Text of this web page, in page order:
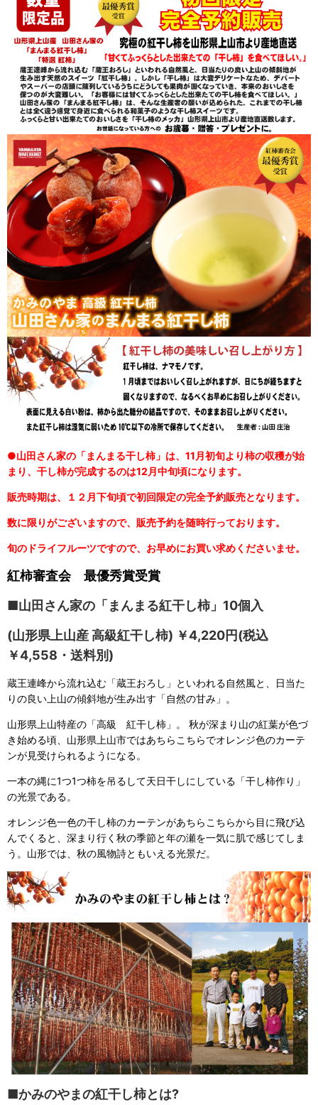
●山田さん家の「まんまる干し柿」は、11月初旬より柿の収穫が始
まり、干し柿が完成するのは12月中旬頃になります。
販売時期は、１２月下旬頃で初回限定の完全予約販売となります。
数に限りがございますので、販売予約を随時行っております。
旬のドライフルーツですので、お早めにお買い求めくださいませ。
紅柿審査会 最優秀賞受賞
■山田さん家の「まんまる紅干し柿」10個入
(山形県上山産 高級紅干し柿) ￥4,220円(税込
￥4,558・送料別)
蔵王連峰から流れ込む「蔵王おろし」といわれる自然風と、日当た
りの良い上山の傾斜地が生み出す「自然の甘み」。
山形県上山特産の「高級 紅干し柿」。 秋が深まり山の紅葉が色づ
き始める頃、山形県上山市ではあちらこちらでオレンジ色のカーテ
ンが見受けられるようになる。
一本の縄に1つ1つ柿を吊るして天日干しにしている「干し柿作り」
の光景である。
オレンジ色一色の干し柿のカーテンがあちらこちらから目に飛び込
んでくると、深まり行く秋の季節と年の瀬を一気に肌で感じてしま
う。山形では、秋の風物詩ともいえる光景だ。
■かみのやまの紅干し柿とは?